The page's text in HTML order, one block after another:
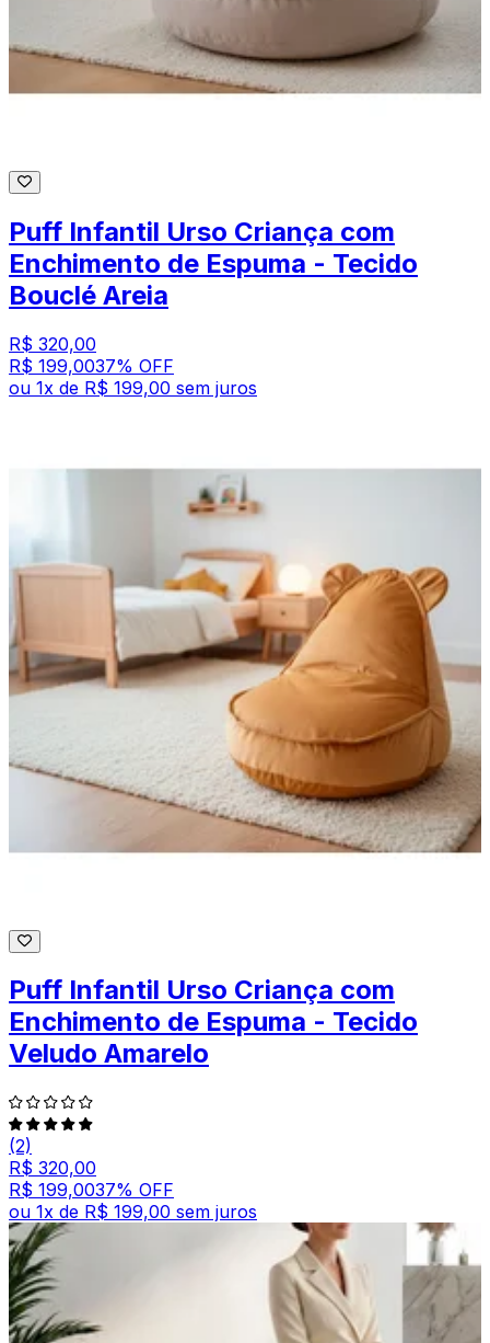
Puff Infantil Urso Criança com
Enchimento de Espuma - Tecido
Bouclé Areia
R$ 320,00
R$ 199,0037% OFF
ou 1x de R$ 199,00 sem juros
Puff Infantil Urso Criança com
Enchimento de Espuma - Tecido
Veludo Amarelo
(2)
R$ 320,00
R$ 199,0037% OFF
ou 1x de R$ 199,00 sem juros